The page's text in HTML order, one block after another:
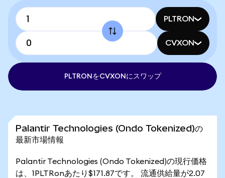
PLTRON
CVXON
PLTRONをCVXONにスワップ
Palantir Technologies (Ondo Tokenized)の
最新市場情報
Palantir Technologies (Ondo Tokenized)の現行価格
は、1PLTRonあたり$171.87です。 流通供給量が2.07